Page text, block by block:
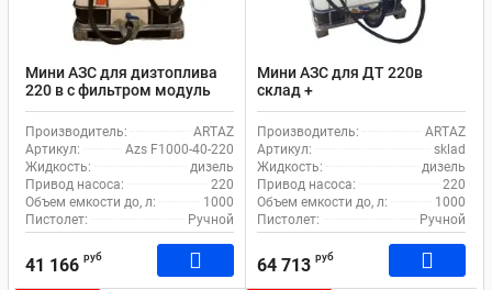
Мини АЗС для дизтоплива
220 в с фильтром модуль
Azs Artaz F1000-40-220
Производитель:
ARTAZ
Артикул:
Azs F1000-40-220
Жидкость:
дизель
Привод насоса:
220
Объем емкости до, л:
1000
Пистолет:
Ручной
41 166 руб
Мини АЗС для ДТ 220в
склад +
Производитель:
ARTAZ
Артикул:
sklad
Жидкость:
дизель
Привод насоса:
220
Объем емкости до, л:
1000
Пистолет:
Ручной
64 713 руб